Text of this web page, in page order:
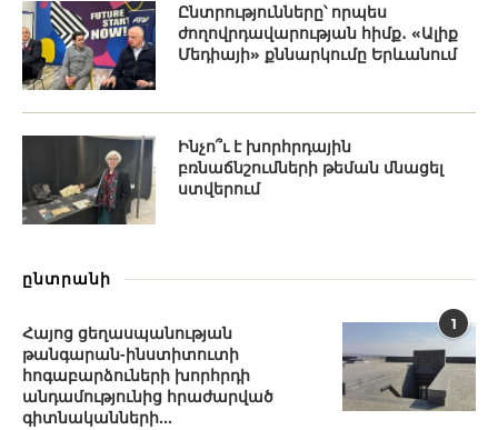
Ընտրությունները՝ որպես
ժողովրդավարության հիմք․ «Ալիք
Մեդիայի» քննարկումը Երևանում
Ինչո՞ւ է խորհրդային
բռնաճնշումների թեման մնացել
ստվերում
ընտրանի
1
Հայոց ցեղասպանության
թանգարան-ինստիտուտի
հոգաբարձուների խորհրդի
անդամությունից հրաժարված
գիտնականների...